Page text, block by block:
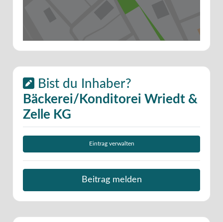
Bist du Inhaber?
Bäckerei/Konditorei Wriedt &
Zelle KG
Eintrag verwalten
Beitrag melden